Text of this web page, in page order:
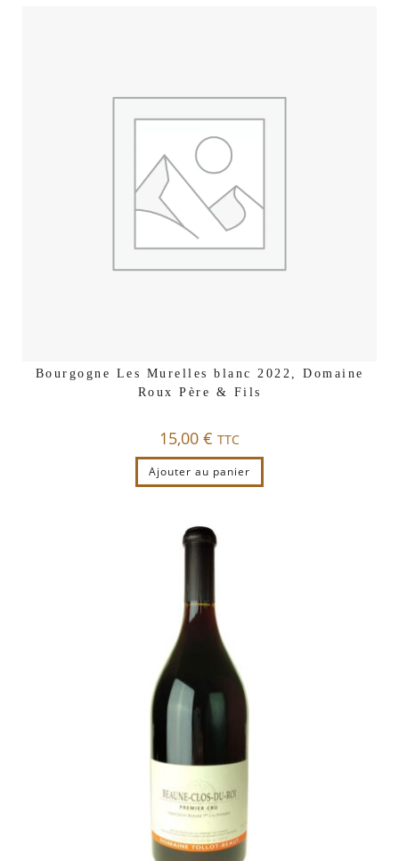
Bourgogne Les Murelles blanc 2022, Domaine
Roux Père & Fils
15,00 € TTC
Ajouter au panier